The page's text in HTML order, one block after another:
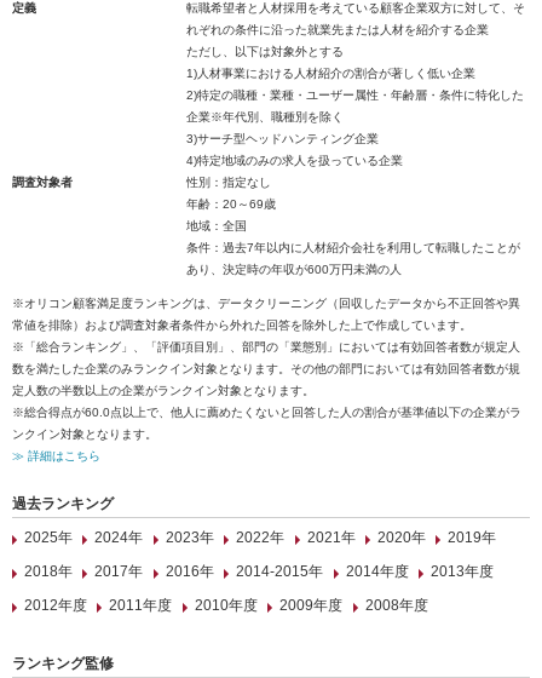
定義
転職希望者と人材採用を考えている顧客企業双方に対して、そ
れぞれの条件に沿った就業先または人材を紹介する企業
ただし、以下は対象外とする
1)人材事業における人材紹介の割合が著しく低い企業
2)特定の職種・業種・ユーザー属性・年齢層・条件に特化した
企業※年代別、職種別を除く
3)サーチ型ヘッドハンティング企業
4)特定地域のみの求人を扱っている企業
調査対象者
性別：指定なし
年齢：20～69歳
地域：全国
条件：過去7年以内に人材紹介会社を利用して転職したことが
あり、決定時の年収が600万円未満の人
※オリコン顧客満足度ランキングは、データクリーニング（回収したデータから不正回答や異
常値を排除）および調査対象者条件から外れた回答を除外した上で作成しています。
※「総合ランキング」、「評価項目別」、部門の「業態別」においては有効回答者数が規定人
数を満たした企業のみランクイン対象となります。その他の部門においては有効回答者数が規
定人数の半数以上の企業がランクイン対象となります。
※総合得点が60.0点以上で、他人に薦めたくないと回答した人の割合が基準値以下の企業がラ
ンクイン対象となります。
≫ 詳細はこちら
過去ランキング
2025年
2024年 2023年 2022年 2021年 2020年
2019年
2018年
2017年 2016年 2014-2015年 2014年度
2013年度
2012年度
2011年度 2010年度 2009年度 2008年度
ランキング監修